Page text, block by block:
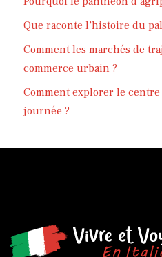
Que raconte l’histoire du
Comment les marchés de
commerce urbain ?
Comment explorer le
journée ?